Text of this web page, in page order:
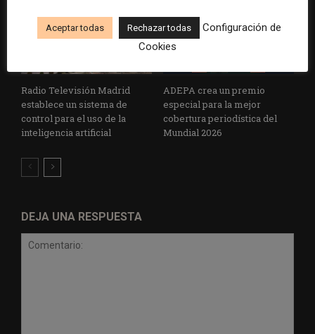
Radio Televisión Madrid
establece un sistema de
control para el uso de la
inteligencia artificial
ADEPA crea un premio
especial para la mejor
cobertura periodística del
Mundial 2026
DEJA UNA RESPUESTA
Aceptar todas Rechazar todas
Configuración de
Cookies